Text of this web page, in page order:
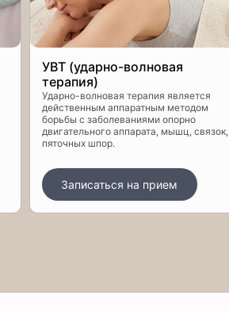
УВТ (ударно-волновая
терапия)
Ударно-волновая терапия является
действенным аппаратным методом
борьбы с заболеваниями опорно
двигательного аппарата, мышц, связок,
пяточных шпор.
Записаться на прием